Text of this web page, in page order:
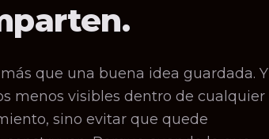
que una buena idea guardada. Y
menos visibles dentro de cualquier
sino evitar que quede